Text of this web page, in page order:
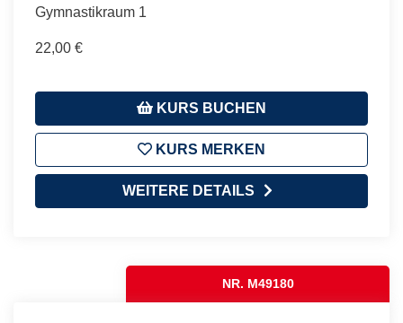
Gymnastikraum 1
22,00 €
KURS BUCHEN
KURS MERKEN
WEITERE DETAILS
NR. M49180